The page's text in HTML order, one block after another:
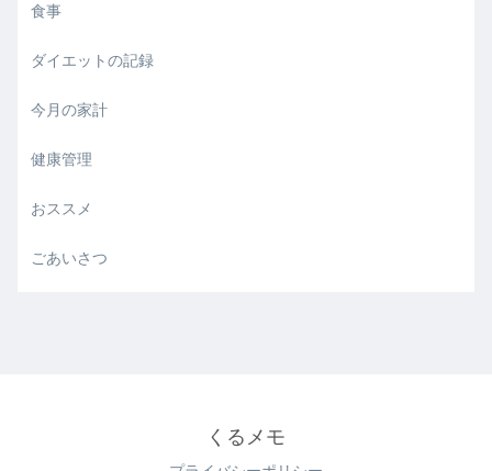
食事
ダイエットの記録
今月の家計
健康管理
おススメ
ごあいさつ
くるメモ